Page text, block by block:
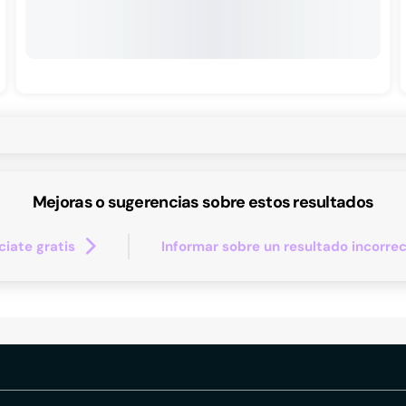
Mejoras o sugerencias sobre estos resultados
gratis Informar sobre un resultado